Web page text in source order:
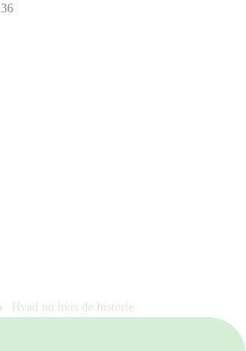
Hvad nu hvis de historie